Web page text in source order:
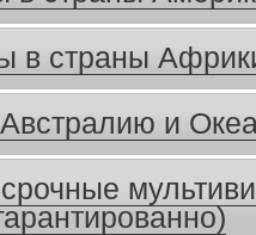
в страны
и